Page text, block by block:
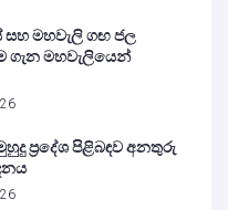
මහවැලි ගඟ ජල
ගැන මහවැලියෙන්
ප්‍රදේශ පිළිබඳව අනතුරු